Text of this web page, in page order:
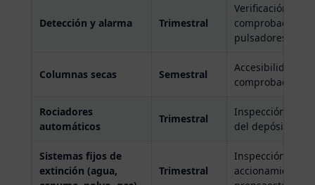
Detección y alarma Trimestral
Verificación del
comprobación
pulsadores
Columnas secas Semestral
Accesibilidad de
comprobación
Rociadores
automáticos
Trimestral
Inspección
del depósito
Sistemas fijos de
extinción (agua,
Trimestral
Inspección
accionamiento y